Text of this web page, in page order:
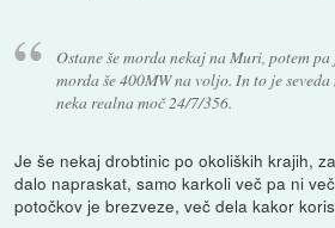
Ostane še morda nekaj na Muri, potem
morda še 400MW na voljo. In to je
neka realna moč 24/7/356.
Je še nekaj drobtinic po okoliških krajih,
dalo napraskat, samo karkoli več pa ni
potočkov je brezveze, več dela kakor